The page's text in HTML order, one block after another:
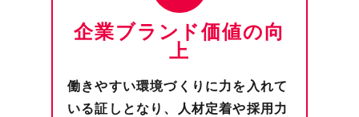
企業ブランド価値の向
上
働きやすい環境づくりに力を入れて
いる証しとなり、人材定着や採用力